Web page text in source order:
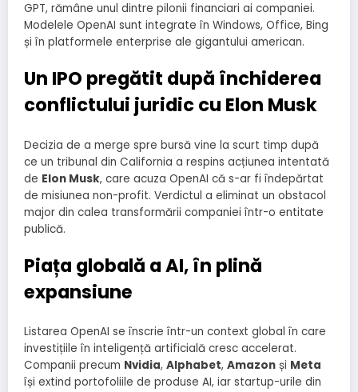
GPT, rămâne unul dintre pilonii financiari ai companiei.
Modelele OpenAI sunt integrate în Windows, Office, Bing
și în platformele enterprise ale gigantului american.
Un IPO pregătit după închiderea
conflictului juridic cu Elon Musk
Decizia de a merge spre bursă vine la scurt timp după
ce un tribunal din California a respins acțiunea intentată
de Elon Musk, care acuza OpenAI că s-ar fi îndepărtat
de misiunea non-profit. Verdictul a eliminat un obstacol
major din calea transformării companiei într-o entitate
publică.
Piața globală a AI, în plină
expansiune
Listarea OpenAI se înscrie într-un context global în care
investițiile în inteligență artificială cresc accelerat.
Companii precum Nvidia, Alphabet, Amazon și Meta
își extind portofoliile de produse AI, iar startup-urile din